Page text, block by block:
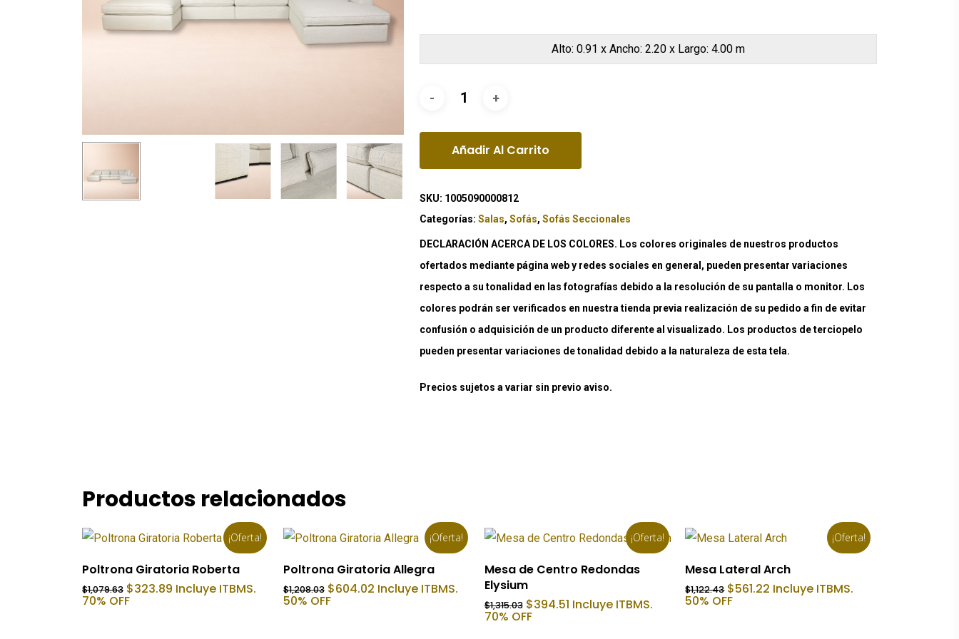
Alto: 0.91 x Ancho: 2.20 x Largo: 4.00 m
Añadir Al Carrito
SKU: 1005090000812
Categorías:Salas,Sofás,Sofás Seccionales
DECLARACIÓN ACERCA DE LOS COLORES. Los colores originales de nuestros productos
ofertados mediante página web y redes sociales en general, pueden presentar variaciones
respecto a su tonalidad en las fotografías debido a la resolución de su pantalla o monitor. Los
colores podrán ser verificados en nuestra tienda previa realización de su pedido a fin de evitar
confusión o adquisición de un producto diferente al visualizado. Los productos de terciopelo
pueden presentar variaciones de tonalidad debido a la naturaleza de esta tela.
Precios sujetos a variar sin previo aviso.
Productos relacionados
¡Oferta!
Añadir Al Carrito
Poltrona Giratoria Roberta
$1,079.63 El
precio
$323.89 El
precio
Incluye ITBMS.
70% OFF
¡Oferta!
Añadir Al Carrito
Poltrona Giratoria Allegra
$1,208.03 El
precio
$604.02El
precio
Incluye ITBMS.
50% OFF
¡Oferta!
Añadir Al Carrito
Mesa de Centro Redondas
Elysium
$1,315.03 El
precio
$394.51El
precio
Incluye ITBMS.
70% OFF
¡Oferta!
Añadir Al Carrito
Mesa Lateral Arch
$1,122.43 El
precio
$561.22 El
precio
Incluye ITBMS.
50% OFF